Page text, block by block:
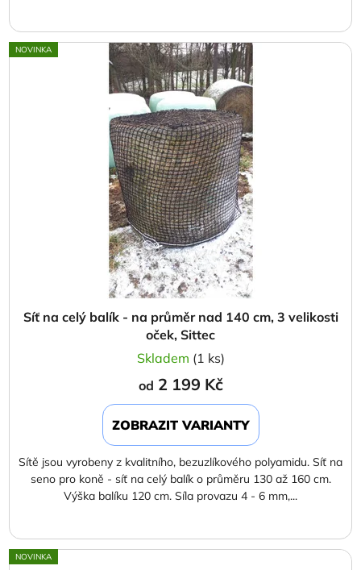
NOVINKA
Síť na celý balík - na průměr nad 140 cm, 3 velikosti
oček, Sittec
Skladem (1 ks)
od 2 199 Kč
ZOBRAZIT VARIANTY
Sítě jsou vyrobeny z kvalitního, bezuzlíkového polyamidu. Síť na
seno pro koně - síť na celý balík o průměru 130 až 160 cm.
Výška balíku 120 cm. Síla provazu 4 - 6 mm,...
NOVINKA